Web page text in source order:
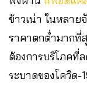
ข้าวเน่า ในหลาย
ราคาตกต่ำมากที่
ต้องการบริโภคที่
ระบาดของโควิด-